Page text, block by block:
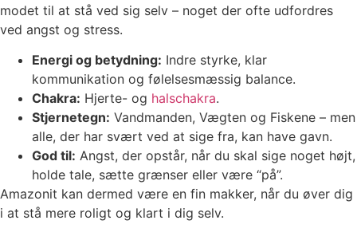
modet til at stå ved sig selv – noget der ofte udfordres
ved angst og stress.
Energi og betydning: Indre styrke, klar
kommunikation og følelsesmæssig balance.
Chakra: Hjerte- og halschakra.
Stjernetegn: Vandmanden, Vægten og Fiskene – men
alle, der har svært ved at sige fra, kan have gavn.
God til: Angst, der opstår, når du skal sige noget højt,
holde tale, sætte grænser eller være “på”.
Amazonit kan dermed være en fin makker, når du øver dig
i at stå mere roligt og klart i dig selv.